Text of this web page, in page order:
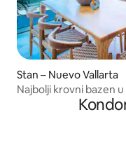
Stan – Nuevo Vallarta
Najbolji krovni bazen